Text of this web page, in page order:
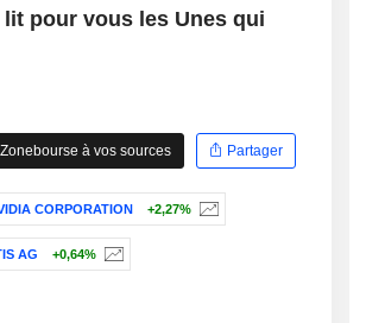
pour vous les Unes qui
à vos sources
Partager
CORPORATION +2,27%
AG +0,64%